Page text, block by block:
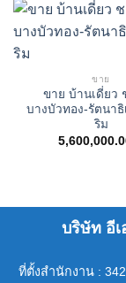
ขาย
ขาย บ้านเดี่ยว
บางบัวทอง-รัตนาธิ
ริม
บริษัท อี
ที่ตั้งสำนักงาน :